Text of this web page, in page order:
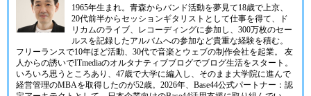
1965年生まれ。青森からバンド活動を夢見て18歳で上京、
20代前半からセッションギタリストとして仕事を得て、ド
リカムのライブ、レコーディングに参加し、300万枚のセー
ルスを記録したアルバムへの参加など貴重な経験を積む。
フリーランスで10年ほど活動、30代で音楽とウェブの制作会社を起業。 友
人からの誘いでITmediaのオルタナティブブログでブログ生活をスタート。
いろいろ思うところあり、47歳で大学に編入し、そのまま大学院に進んで
経営管理のMBAを取得したのが52歳。2026年、Base44公式パートナー：認